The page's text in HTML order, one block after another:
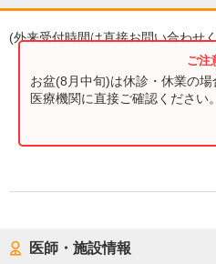
(外来受付時間は直接お問い合わせ
お盆(8月中旬)は休診・休業の
医療機関に直接ご確認ください。
医師・施設情報